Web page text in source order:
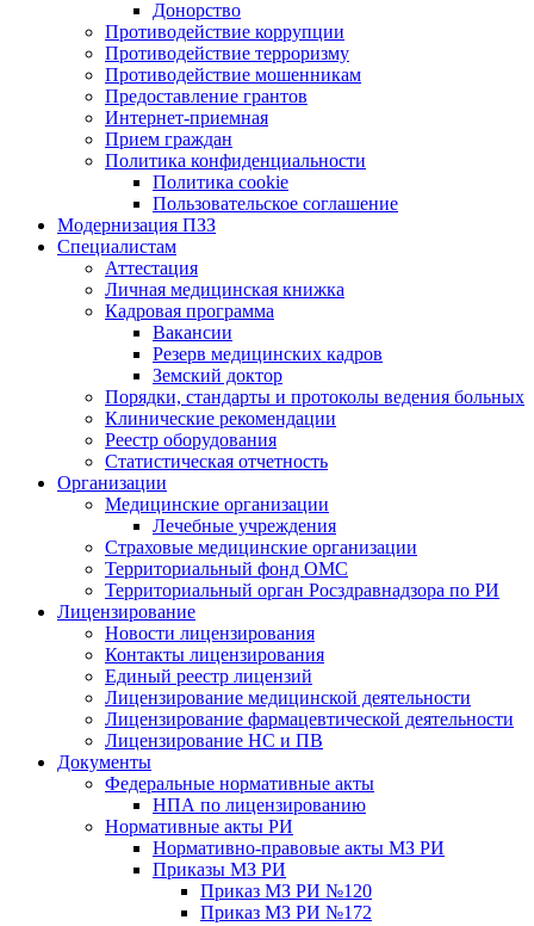
Донорство
Противодействие коррупции
Противодействие терроризму
Противодействие мошенникам
Предоставление грантов
Интернет-приемная
Прием граждан
Политика конфиденциальности
Политика cookie
Пользовательское соглашение
Модернизация ПЗЗ
Специалистам
Аттестация
Личная медицинская книжка
Кадровая программа
Вакансии
Резерв медицинских кадров
Земский доктор
Порядки, стандарты и протоколы ведения больных
Клинические рекомендации
Реестр оборудования
Статистическая отчетность
Организации
Медицинские организации
Лечебные учреждения
Страховые медицинские организации
Территориальный фонд ОМС
Территориальный орган Росздравнадзора по РИ
Лицензирование
Новости лицензирования
Контакты лицензирования
Единый реестр лицензий
Лицензирование медицинской деятельности
Лицензирование фармацевтической деятельности
Лицензирование НС и ПВ
Документы
Федеральные нормативные акты
НПА по лицензированию
Нормативные акты РИ
Нормативно-правовые акты МЗ РИ
Приказы МЗ РИ
Приказ МЗ РИ №120
Приказ МЗ РИ №172